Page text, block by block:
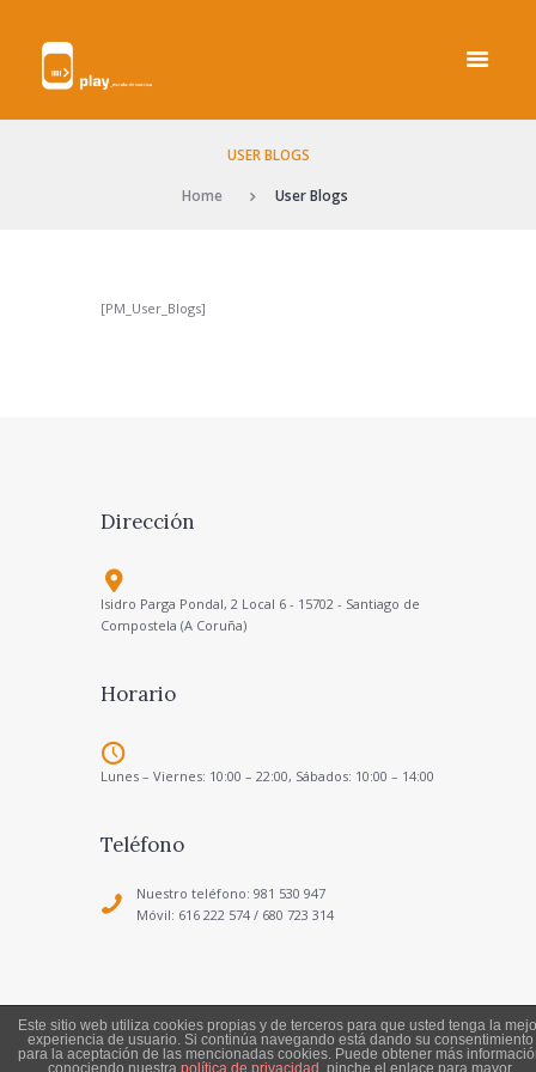
USER BLOGS
Home User Blogs
[PM_User_Blogs]
Dirección
Isidro Parga Pondal, 2 Local 6 - 15702 - Santiago de
Compostela (A Coruña)
Horario
Lunes – Viernes: 10:00 – 22:00, Sábados: 10:00 – 14:00
Teléfono
Nuestro teléfono: 981 530 947
Móvil: 616 222 574 / 680 723 314
Política de Privacidad-Aviso Legal
Todos los derechos reservados a Escuela de Música
Este sitio web utiliza cookies propias y de terceros para que usted tenga la
experiencia de usuario. Si continúa navegando está dando su consentimiento
para la aceptación de las mencionadas cookies. Puede obtener más
conociendo nuestra política de privacidad , pinche el enlace para mayor